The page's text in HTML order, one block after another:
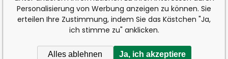
Personalisierung von Werbung anzeigen zu können. Sie
erteilen Ihre Zustimmung, indem Sie das Kästchen "Ja,
ich stimme zu" anklicken.
Alles ablehnen Ja, ich akzeptiere